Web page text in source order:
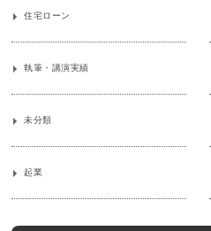
住宅ローン
執筆・講演実績
未分類
起業